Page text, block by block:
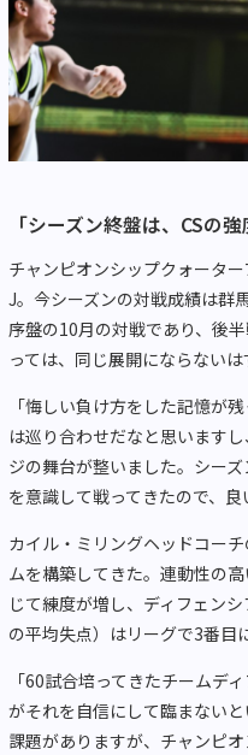
「シーズン終盤は、CSの
チャンピオンシップクォータ
J。今シーズンの対戦成績は群
序盤の10月の対戦であり、後
っては、同じ展開にならない
「悔しい負け方をした記憶が
は巡り合わせだなと思います
ジの舞台が整いました。シー
を意識して戦ってきたので、良
カイル・ミリングヘッドコー
ムを構築してきた。連動性の
じて練度が増し、ディフェン
の平均失点）はリーグで3番目
「60試合培ってきたチームデ
がそれを自信にして臨まない
課題がありますが、チャンピ